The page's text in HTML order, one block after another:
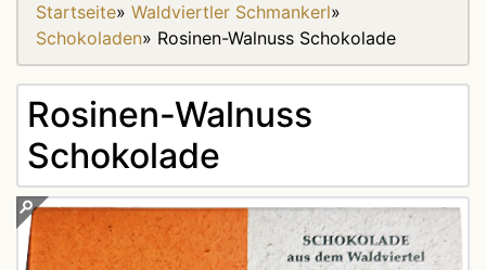
Startseite» Waldviertler Schmankerl»
Schokoladen» Rosinen-Walnuss Schokolade
Rosinen-Walnuss
Schokolade